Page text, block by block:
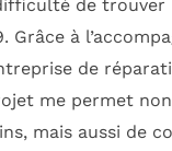
de trouver
Grâce à
de
me permet non
mais aussi de